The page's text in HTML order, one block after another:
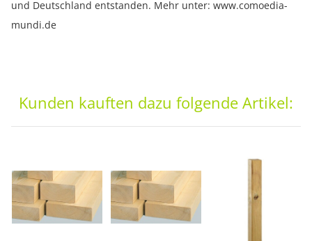
und Deutschland entstanden. Mehr unter: www.comoedia-
mundi.de
Kunden kauften dazu folgende Artikel: